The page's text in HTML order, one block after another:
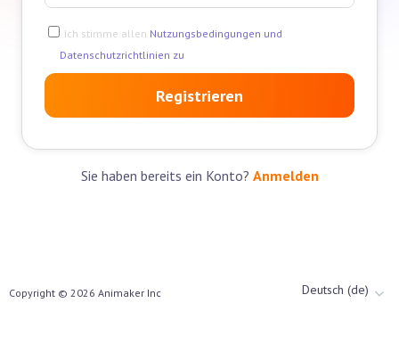
Ich stimme allen Nutzungsbedingungen und
Datenschutzrichtlinien zu
Registrieren
Sie haben bereits ein Konto? Anmelden
Copyright © 2026 Animaker Inc Deutsch (de)